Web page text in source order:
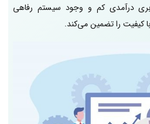
درآمدی کم و وجود سیستم رفاهی
کیفیت را تضمین می‌کند.